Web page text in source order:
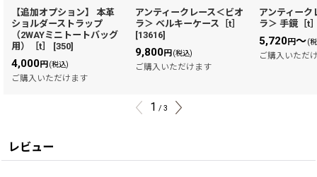
【追加オプション】 本革
ショルダーストラップ
（2WAYミニトートバッグ
用）［t］
[350]
4,000円(税込)
ご購入いただけます
アンティークレース＜ビオ
ラ＞ ベルキーケース［t］
[13616]
9,800円(税込)
ご購入いただけます
アンティーク
ラ＞ 手鏡［t
5,720円～(
ご購入いただ
1 / 3
レビュー